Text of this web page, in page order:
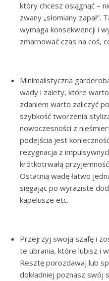
który chcesz osiągnąć –
zwany „słomiany
wymaga konsekwencji i
zmarnować czas na coś,
Minimalistyczna
wady i zalety, które
zdaniem warto zaliczyć
szybkość tworzenia
nowoczesności z
podejścia jest
rezygnacja z
krótkotrwałą
Ostatnią wadę łatwo
sięgając po wyraziste
kapelusze etc.
Przejrzyj swoją szafę i
te ubrania, które lubisz i
Resztę porozdawaj lub
dokładniej poznasz swój